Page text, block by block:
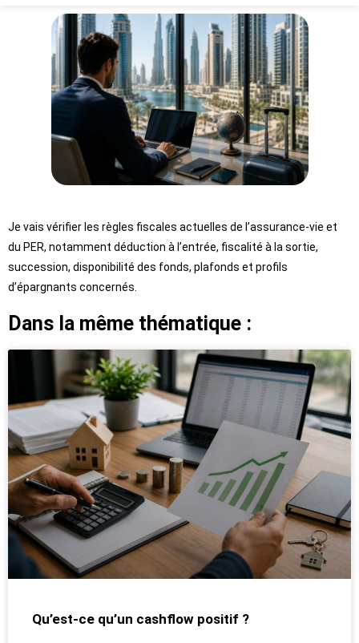
Je vais vérifier les règles fiscales actuelles de l’assurance-vie et
du PER, notamment déduction à l’entrée, fiscalité à la sortie,
succession, disponibilité des fonds, plafonds et profils
d’épargnants concernés.
Dans la même thématique :
Qu’est-ce qu’un cashflow positif ?